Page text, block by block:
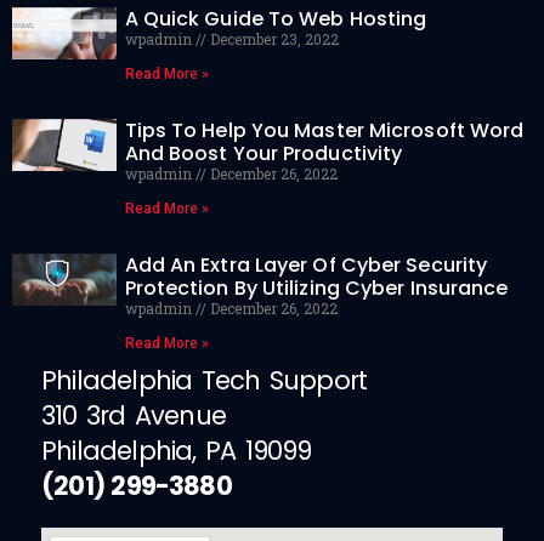
A Quick Guide To Web Hosting
wpadmin December 23, 2022
Read More »
Tips To Help You Master Microsoft Word
And Boost Your Productivity
wpadmin December 26, 2022
Read More »
Add An Extra Layer Of Cyber Security
Protection By Utilizing Cyber Insurance
wpadmin December 26, 2022
Read More »
Philadelphia Tech Support
310 3rd Avenue
Philadelphia, PA 19099
(201) 299-3880